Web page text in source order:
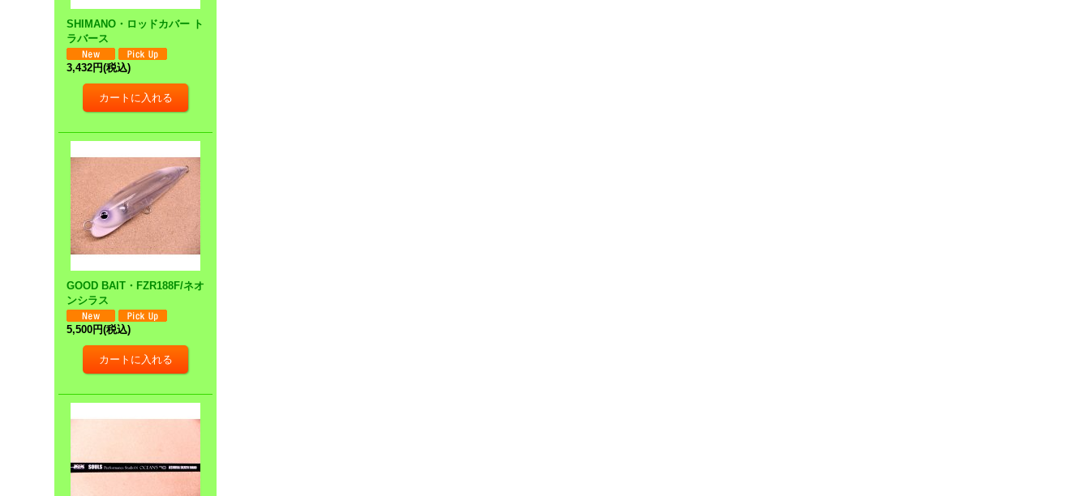
SHIMANO・ロッドカバー ト
ラバース
3,432円(税込)
GOOD BAIT・FZR188F/ネオ
ンシラス
5,500円(税込)